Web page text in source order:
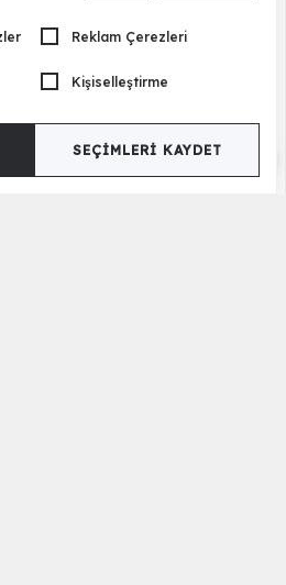
Reklam Çerezleri
Kişiselleştirme
SEÇIMLERI KAYDET